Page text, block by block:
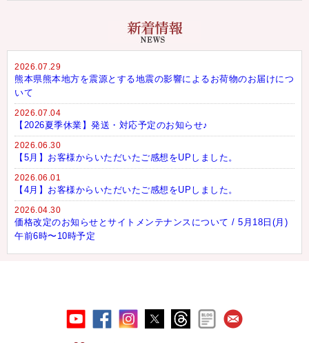
2026.07.29
熊本県熊本地方を震源とする地震の影響によるお荷物のお届けにつ
いて
2026.07.04
【2026夏季休業】発送・対応予定のお知らせ♪
2026.06.30
【5月】お客様からいただいたご感想をUPしました。
2026.06.01
【4月】お客様からいただいたご感想をUPしました。
2026.04.30
価格改定のお知らせとサイトメンテナンスについて / 5月18日(月)
午前6時〜10時予定